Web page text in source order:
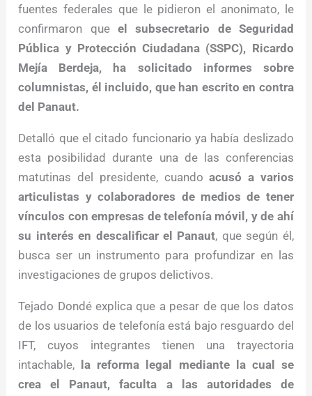
fuentes federales que le pidieron el anonimato, le
confirmaron queel subsecretario de Seguridad
Pública y Protección Ciudadana (SSPC), Ricardo
Mejía Berdeja, ha solicitado informes sobre
columnistas, él incluido, que han escrito en contra
del Panaut.
Detalló que el citado funcionario ya había deslizado
esta posibilidad durante una de las conferencias
matutinas del presidente, cuandoacusó a varios
articulistas y colaboradores de medios de tener
vínculos con empresas de telefonía móvil, y de ahí
su interés en descalificar el Panaut, que según él,
busca ser un instrumento para profundizar en las
investigaciones de grupos delictivos.
Tejado Dondé explica que a pesar de que los datos
de los usuarios de telefonía está bajo resguardo del
IFT, cuyos integrantes tienen una trayectoria
intachable,
la reforma legal mediante la cual se
crea el Panaut, faculta a las autoridades de